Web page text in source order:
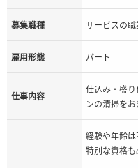
募集職種 サービスの職
雇用形態 パート
仕事内容
仕込み・盛
ンの清掃をお
経験や年齢は
特別な資格も